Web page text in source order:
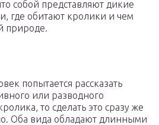
собой представляют дикие
где обитают кролики и чем
природе.
попытается рассказать
или разводного
то сделать это сразу же
Оба вида обладают длинными